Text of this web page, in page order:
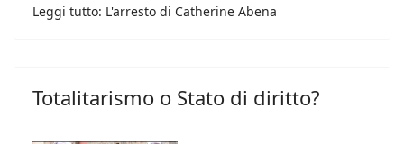
Leggi tutto: L'arresto di Catherine Abena
Totalitarismo o Stato di diritto?